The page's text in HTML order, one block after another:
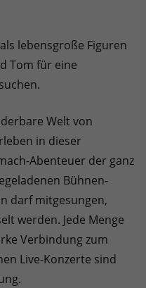
lebensgroße Figuren
Tom für eine
Welt von
in dieser
Abenteuer der ganz
Bühnen-
darf mitgesungen,
werden. Jede Menge
Verbindung zum
Live-Konzerte sind